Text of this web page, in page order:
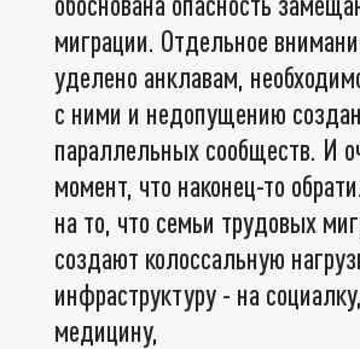
миграции. Отдельное
уделено анклавам,
с ними и недопущению
параллельных сообществ. И
момент, что наконец-то
на то, что семьи трудовых
создают колоссальную
инфраструктуру - на
медицину,